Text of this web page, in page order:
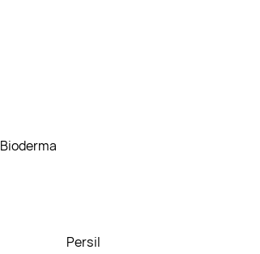
Bioderma
Persil